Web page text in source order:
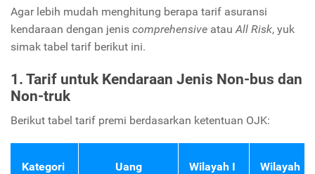
Agar lebih mudah menghitung berapa tarif asuransi
kendaraan dengan jenis comprehensive atau All Risk, yuk
simak tabel tarif berikut ini.
1. Tarif untuk Kendaraan Jenis Non-bus dan
Non-truk
Berikut tabel tarif premi berdasarkan ketentuan OJK:
Kategori
Uang
Wilayah I
Wilayah